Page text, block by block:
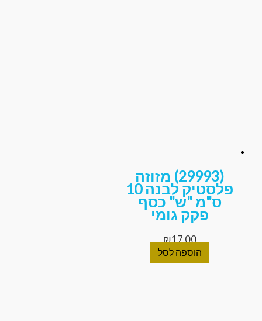
(29993) מזוזה
פלסטיק לבנה 10
ס"מ "ש" כסף
פקק גומי
₪17.00
הוספה לסל